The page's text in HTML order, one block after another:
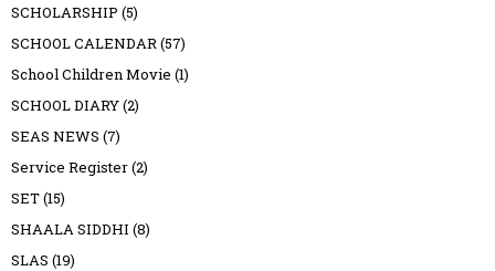
SCHOLARSHIP (5)
SCHOOL CALENDAR(57)
School Children Movie (1)
SCHOOL DIARY(2)
SEAS NEWS (7)
Service Register(2)
SET(15)
SHAALA SIDDHI (8)
SLAS (19)